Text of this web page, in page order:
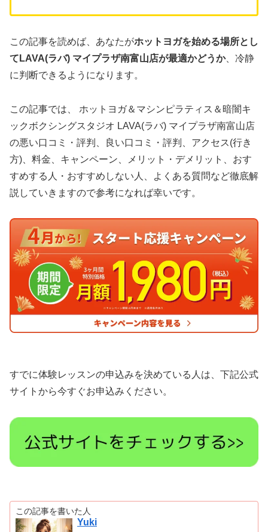
この記事を読めば、あなたがホットヨガを始める場所とし
てLAVA(ラバ) マイプラザ南富山店が最適かどうか、冷静
に判断できるようになります。
この記事では、 ホットヨガ＆マシンピラティス＆暗闇キ
ックボクシングスタジオ LAVA(ラバ) マイプラザ南富山店
の悪い口コミ・評判、良い口コミ・評判、アクセス(行き
方)、料金、キャンペーン、メリット・デメリット、おす
すめする人・おすすめしない人、よくある質問など徹底解
説していきますので参考になれば幸いです。
すでに体験レッスンの申込みを決めている人は、下記公式
サイトから今すぐお申込みください。
この記事を書いた人
Yuki